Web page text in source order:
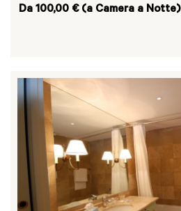
Da 100,00 € (a Camera a Notte)